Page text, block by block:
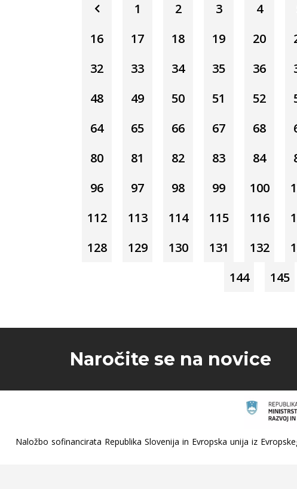
1 2 3 4
16
17 18 19 20
32
33 34 35 36
48
49 50 51 52
64
65 66 67 68
80
81 82 83 84
96
97 98 99 100
112
113 114 115 116
128
129 130 131 132
144
145
Naročite se na novice
Naložbo sofinancirata Republika Slovenija in Evropska unija iz